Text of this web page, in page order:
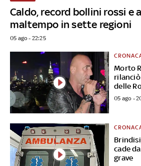
Caldo, record bollini rossi e
maltempo in sette regioni
05 ago - 22:25
Morto
delle
05 ago -
cade
grave